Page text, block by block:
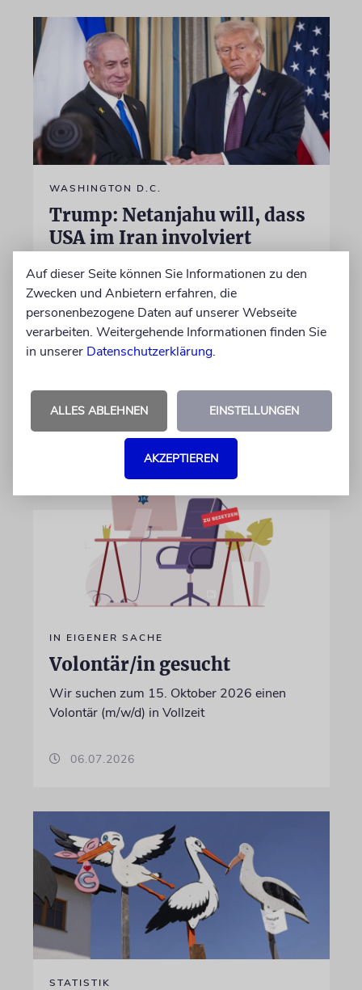
WASHINGTON D.C.
Trump: Netanjahu will, dass
USA im Iran involviert
Unterschiedliche Interessen Israels und der
USA sind im Iran-Krieg mehrfach zutage
getreten. Kurz vor seinem Treffen mit
Netanjahu deutet Trump an, dass die
28.07.2026
IN EIGENER SACHE
Volontär/in gesucht
Wir suchen zum 15. Oktober 2026 einen
Volontär (m/w/d) in Vollzeit
06.07.2026
STATISTIK
Auf dieser Seite können Sie Informationen zu den
Zwecken und Anbietern erfahren, die
personenbezogene Daten auf unserer Webseite
verarbeiten. Weitergehende Informationen finden Sie
in unserer Datenschutzerklärung.
ALLES ABLEHNEN EINSTELLUNGEN
AKZEPTIEREN